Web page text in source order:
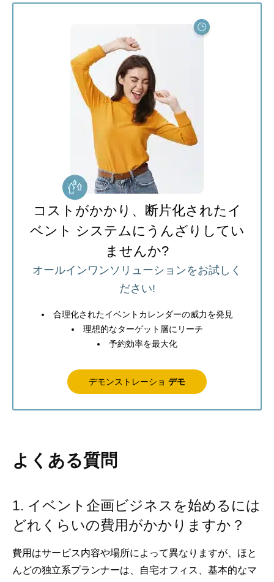
コストがかかり、断片化されたイ
ベント システムにうんざりしてい
ませんか?
オールインワンソリューションをお試しく
ださい!
合理化されたイベントカレンダーの威力を発見
理想的なターゲット層にリーチ
予約効率を最大化
デモンストレーショ デモ
よくある質問
1. イベント企画ビジネスを始めるには
どれくらいの費用がかかりますか？
費用はサービス内容や場所によって異なりますが、ほと
んどの独立系プランナーは、自宅オフィス、基本的なマ